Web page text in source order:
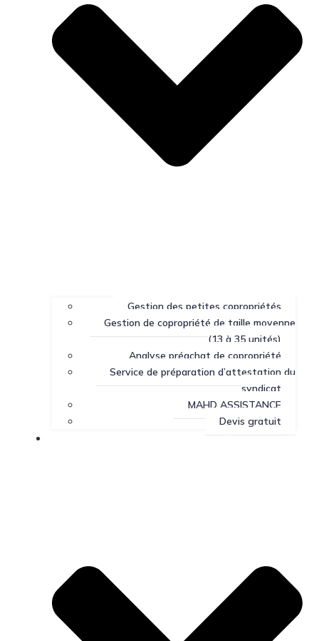
Gestion des petites copropriétés
Gestion de copropriété de taille moyenne
(13 à 35 unités)
Analyse préachat de copropriété
Service de préparation d’attestation du
syndicat
MAHD ASSISTANCE
Devis gratuit
Centre de ressources sur la copropriété